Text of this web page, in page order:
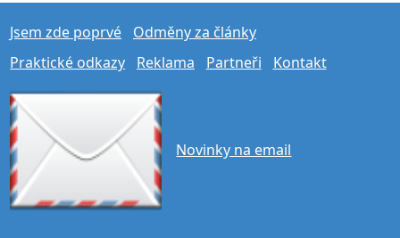
Jsem zde poprvé
Odměny za články
Praktické odkazy
Reklama Partneři Kontakt
Novinky na email